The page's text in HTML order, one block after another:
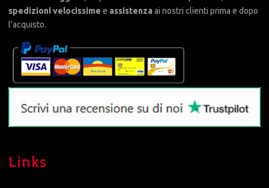
spedizioni velocissime e assistenza ai nostri clienti prima e dopo
l’acquisto.
Links